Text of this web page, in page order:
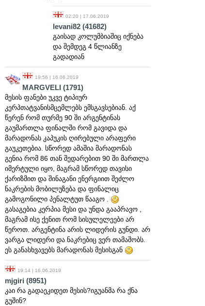
02:20 | 17.06.2019
levani82 (41682)
გაისად კოლუმბიაშიც იქნება
და შემდეგ 4 წლიანზე
გადადიან
19:56 | 16.06.2019
MARGVELI (1791)
მესის ფანები უკვე ტიპიურ
კერპთატვანისმცემლებს ემსგავსებიან. აქ
წერენ რომ თურმე 90 ში არგენტინას
გაუმართლა ფინალში რომ გავიდა და
მარადონას კაპუკის ღირებული არაფერი
გაუკეთებია. სწორედ ამაშია მარადონას
გენია რომ 86 თან შედარებით 90 ში მართლა
იმერტული იყო, მაგრამ სწორედ თავისი
ქარიზმით და შინაგანი ენერგიით შეძლო
ნაკრების მობილუზება და ფინალიც
გამოგონილი პენალტუთ წააგო .
გასაგებია კერპია მესი და უნდა გააპრავო ,
მაგრამ ისე ქენით რომ სისულელეები არ
წეროთ. არგენტინა არის ლიდერის გუნდი. არ
ვარგა ლიდერი და ნაკრებიც ვერ თამაშობს.
ეს განასხვავებს მარადონას მესისგან
19:14 | 16.06.2019
mjgiri (8951)
კაი რა გადაეკიდეთ მესის?იგუანმა რა ქნა
გუშინ?